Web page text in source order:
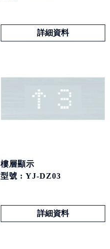
詳細資料
樓層顯示
型號 : YJ-DZ03
詳細資料